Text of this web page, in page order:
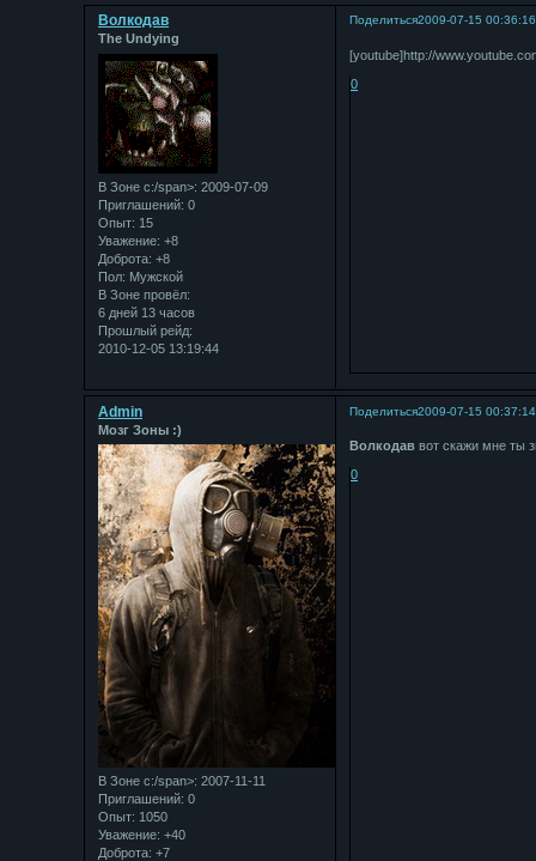
Поделиться2009-07-15 00:36:16
Bолкодав
The Undying
В Зоне с:/span>: 2009-07-09
Приглашений: 0
Опыт: 15
Уважение: +8
Доброта: +8
Пол: Мужской
В Зоне провёл:
6 дней 13 часов
Прошлый рейд:
2010-12-05 13:19:44
[youtube]http://
0
Поделиться2009-07-15 00:37:14
Admin
Мозг Зоны :)
В Зоне с:/span>: 2007-11-11
Приглашений: 0
Опыт: 1050
Уважение: +40
Доброта: +7
Bолкодав вот скажи мне ты
0